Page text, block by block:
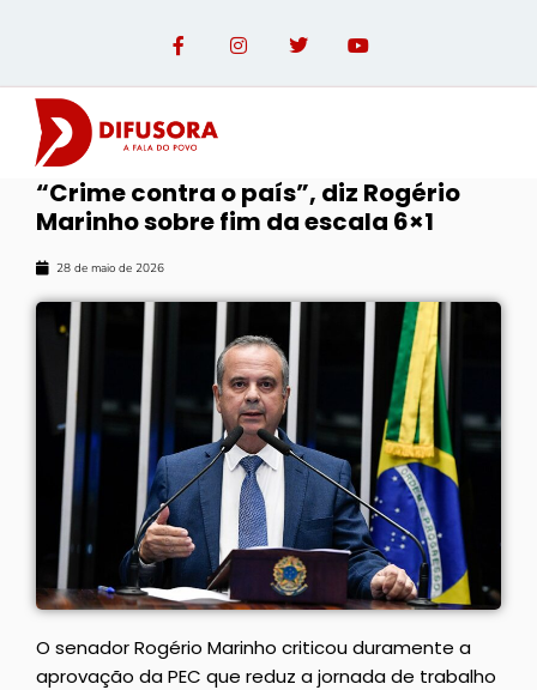
“Crime contra o país”, diz Rogério
Marinho sobre fim da escala 6×1
28 de maio de 2026
O senador Rogério Marinho criticou duramente a
aprovação da PEC que reduz a jornada de trabalho